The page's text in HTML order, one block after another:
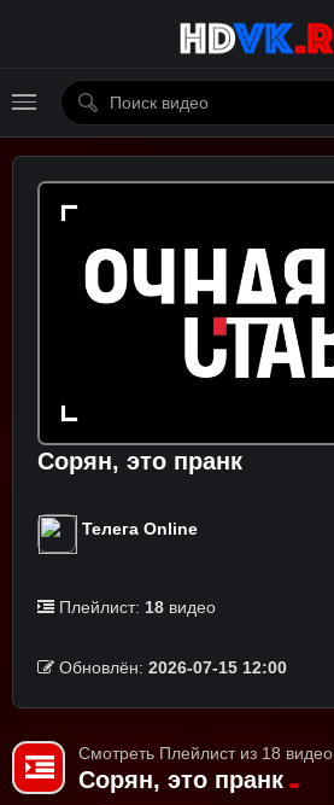
Сорян, это пранк
Телега Online
Плейлист: 18 видео
Обновлён: 2026-07-15 12:00
Смотреть Плейлист из 18 видео
Сорян, это пранк